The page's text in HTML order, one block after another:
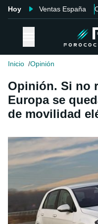
Hoy Ventas España
Inicio Opinión
Opinión. Si no
Europa se
de movilidad